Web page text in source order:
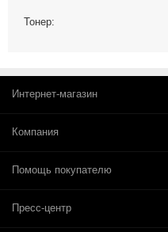
Тонер:
Интернет-магазин
Компания
Помощь покупателю
Пресс-центр